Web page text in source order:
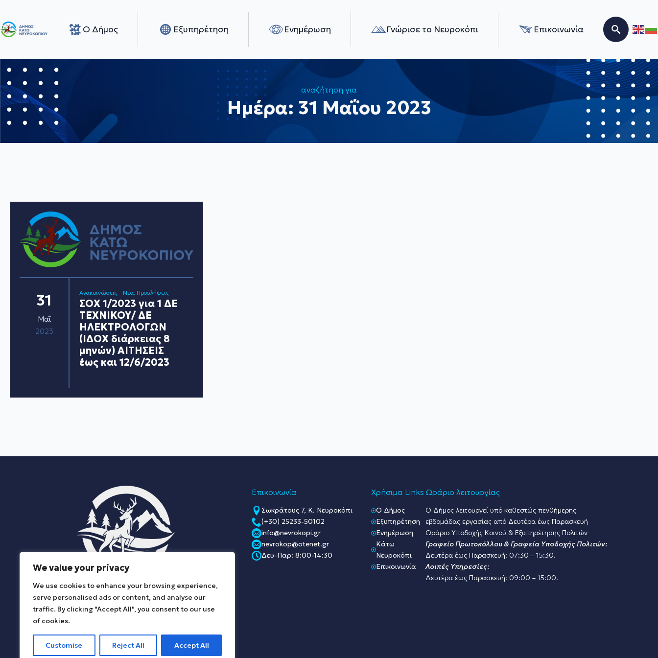
We value your privacy
We use cookies to enhance your browsing experience,
serve personalised ads or content, and analyse our
traffic. By clicking "Accept All", you consent to our use
of cookies.
Customise Reject All Accept All
Ο Δήμος Εξυπηρέτηση Ενημέρωση Γνώρισε το Νευροκόπι
Επικοινωνία
Search for:
αναζήτηση για
Ημέρα: 31 Μαΐου 2023
31
Μαΐ
2023
Ανακοινώσεις - Νέα Προσλήψεις
ΣΟΧ 1/2023 για 1 ΔΕ
ΤΕΧΝΙΚΟΥ/ ΔΕ
ΗΛΕΚΤΡΟΛΟΓΩΝ
(ΙΔΟΧ διάρκειας 8
μηνών) ΑΙΤΗΣΕΙΣ
έως και 12/6/2023
ΔΗΜΟΣ ΚΑΤΩ ΝΕΥΡΟΚΟΠΙΟΥ
Επικοινωνία
Σωκράτους 7, Κ. Νευροκόπι
(+30) 25233-50102
info@nevrokopi.gr
nevrokop@otenet.gr
Δευ-Παρ: 8:00-14:30
Χρήσιμα Links
O Δήμος
Εξυπηρέτηση
Ενημέρωση
Κάτω
Νευροκόπι
Επικοινωνία
Ωράριο λειτουργίας
Ο Δήμος λειτουργεί υπό καθεστώς πενθήμερης
εβδομάδας εργασίας από Δευτέρα έως Παρασκευή
Ωράριο Υποδοχής Κοινού & Εξυπηρέτησης Πολιτών
Γραφείο Πρωτοκόλλου & Γραφεία Υποδοχής Πολιτών:
Δευτέρα έως Παρασκευή: 07:30 – 15:30.
Λοιπές Υπηρεσίες:
Δευτέρα έως Παρασκευή: 09:00 – 15:00.